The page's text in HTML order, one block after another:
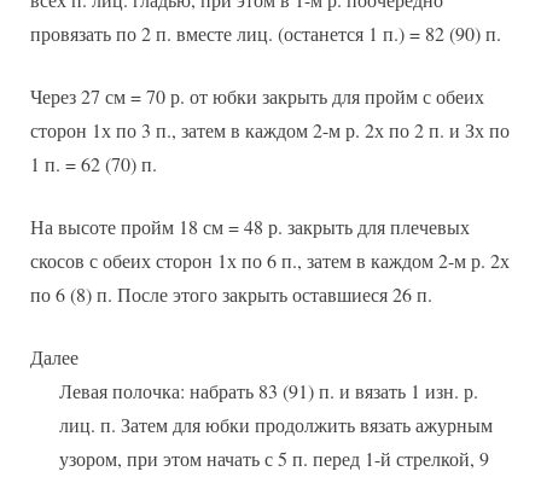
провязать по 2 п. вместе лиц. (останется 1 п.) = 82 (90) п.
Через 27 см = 70 р. от юбки закрыть для пройм с обеих
сторон 1х по 3 п., затем в каждом 2-м р. 2х по 2 п. и Зх по
1 п. = 62 (70) п.
На высоте пройм 18 см = 48 р. закрыть для плечевых
скосов с обеих сторон 1х по 6 п., затем в каждом 2-м р. 2х
по 6 (8) п. После этого закрыть оставшиеся 26 п.
Далее
Левая полочка: набрать 83 (91) п. и вязать 1 изн. р.
лиц. п. Затем для юбки продолжить вязать ажурным
узором, при этом начать с 5 п. перед 1-й стрелкой, 9